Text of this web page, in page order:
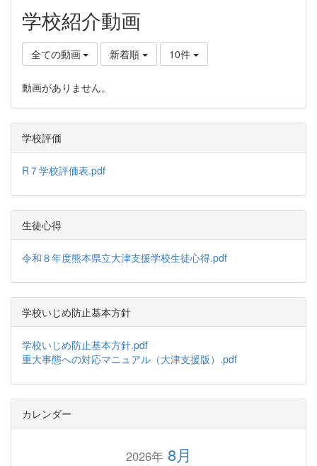
学校紹介動画
全ての動画 新着順 10件
動画がありません。
学校評価
R７学校評価表.pdf
生徒心得
令和８年度熊本県立大津支援学校生徒心得.pdf
学校いじめ防止基本方針
学校いじめ防止基本方針.pdf
重大事態への対応マニュアル（大津支援版）.pdf
カレンダー
2026年8月